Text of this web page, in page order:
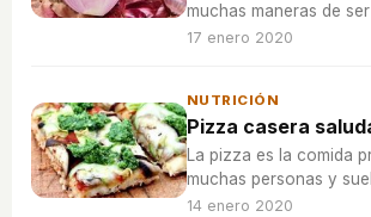
muchas maneras de
gran ingrediente para
17 enero 2020
NUTRICIÓN
Pizza casera
La pizza es la comida
muchas personas y
momentos de relax y
14 enero 2020